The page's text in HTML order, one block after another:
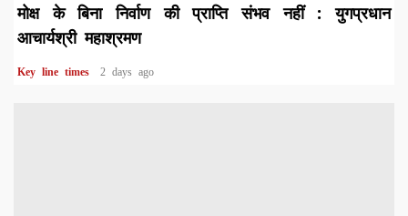
मोक्ष के बिना निर्वाण की प्राप्ति संभव नहीं : युगप्रधान
आचार्यश्री महाश्रमण
Key line times 2 days ago